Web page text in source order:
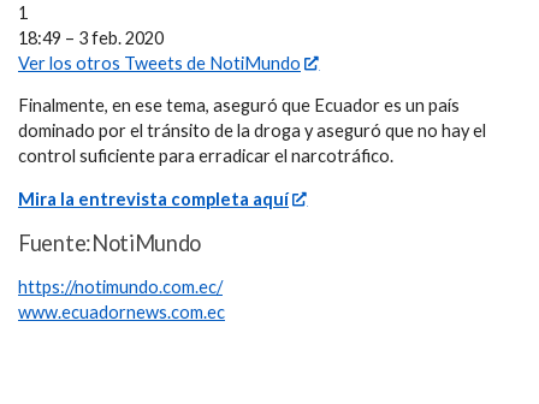
1
18:49 – 3 feb. 2020
Ver los otros Tweets de NotiMundo
Finalmente, en ese tema, aseguró que Ecuador es un país
dominado por el tránsito de la droga y aseguró que no hay el
control suficiente para erradicar el narcotráfico.
Mira la entrevista completa aquí
Fuente:NotiMundo
https://notimundo.com.ec/
www.ecuadornews.com.ec